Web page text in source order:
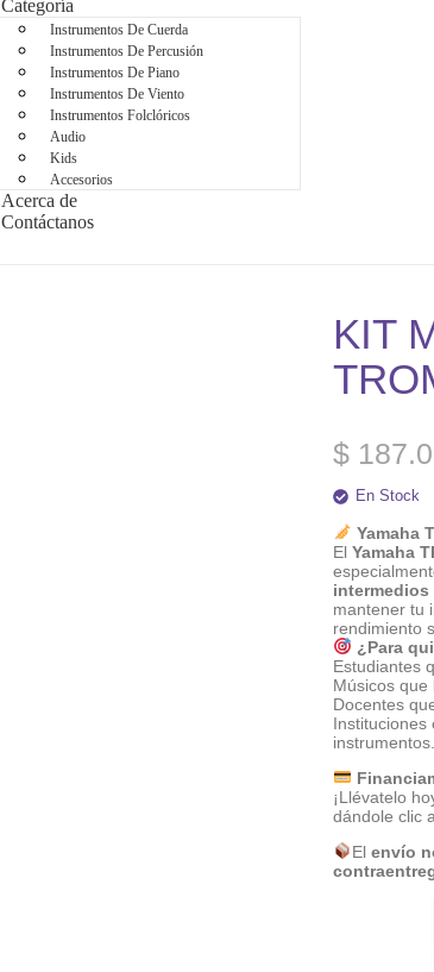
Categoría
Instrumentos De Cuerda
Instrumentos De Percusión
Instrumentos De Piano
Instrumentos De Viento
Instrumentos Folclóricos
Audio
Kids
Accesorios
Acerca de
Contáctanos
KIT
$
En Stock
Yamaha
ElYamaha
mantener tu
rendimiento
¿Para
Estudiantes
Músicos que
Docentes
Instituciones
instrumentos.
¡Llévatelo
dándole clic
Elenvío